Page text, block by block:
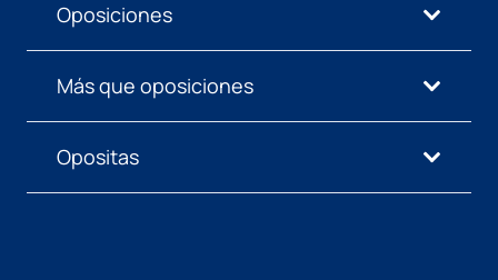
Oposiciones
Más que oposiciones
Opositas